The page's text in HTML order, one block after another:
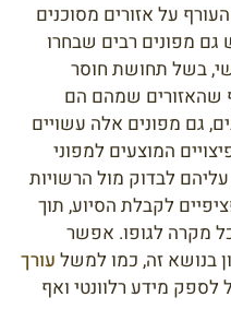
על אזורים מסוכנים
מפונים רבים שבחרו
בשל תחושת חוסר
שהאזורים שמהם הם
גם מפונים אלה עשויים
המוצעים למפוני
לבדוק מול הרשויות
לקבלת הסיוע, תוך
מקרה לגופו. אפשר
בנושא זה, כמו למשל עורך
לספק מידע רלוונטי ואף